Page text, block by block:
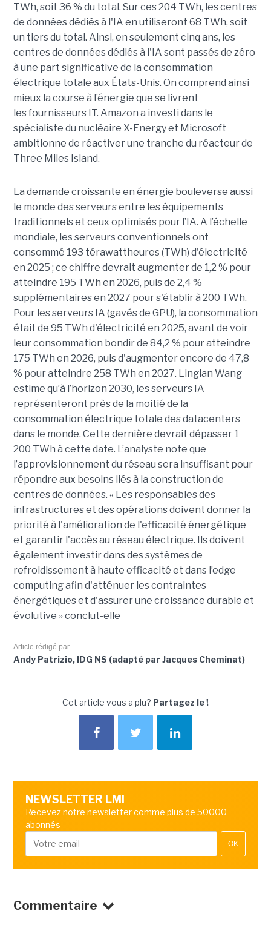
TWh, soit 36 ​​% du total. Sur ces 204 TWh, les centres
de données dédiés à l'IA en utiliseront 68 TWh, soit
un tiers du total. Ainsi, en seulement cinq ans, les
centres de données dédiés à l'IA sont passés de zéro
à une part significative de la consommation
électrique totale aux États-Unis. On comprend ainsi
mieux la course à l’énergie que se livrent
les fournisseurs IT. Amazon a investi dans le
spécialiste du nucléaire X-Energy et Microsoft
ambitionne de réactiver une tranche du réacteur de
Three Miles Island.
La demande croissante en énergie bouleverse aussi
le monde des serveurs entre les équipements
traditionnels et ceux optimisés pour l’IA. A l’échelle
mondiale, les serveurs conventionnels ont
consommé 193 térawattheures (TWh) d'électricité
en 2025 ; ce chiffre devrait augmenter de 1,2 % pour
atteindre 195 TWh en 2026, puis de 2,4 %
supplémentaires en 2027 pour s'établir à 200 TWh.
Pour les serveurs IA (gavés de GPU), la consommation
était de 95 TWh d'électricité en 2025, avant de voir
leur consommation bondir de 84,2 % pour atteindre
175 TWh en 2026, puis d'augmenter encore de 47,8
% pour atteindre 258 TWh en 2027. Linglan Wang
estime qu’à l’horizon 2030, les serveurs IA
représenteront près de la moitié de la
consommation électrique totale des datacenters
dans le monde. Cette dernière devrait dépasser 1
200 TWh à cette date. L’analyste note que
l’approvisionnement du réseau sera insuffisant pour
répondre aux besoins liés à la construction de
centres de données. « Les responsables des
infrastructures et des opérations doivent donner la
priorité à l'amélioration de l'efficacité énergétique
et garantir l'accès au réseau électrique. Ils doivent
également investir dans des systèmes de
refroidissement à haute efficacité et dans l’edge
computing afin d'atténuer les contraintes
énergétiques et d'assurer une croissance durable et
évolutive » conclut-elle
Article rédigé par
Andy Patrizio, IDG NS (adapté par Jacques Cheminat)
Cet article vous a plu? Partagez le !
NEWSLETTER LMI
Recevez notre newsletter comme plus de 50000
abonnés
OK
Commentaire